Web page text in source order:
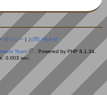
ポリシー | お問い合わせ
Team
. Powered by PHP 8.1.34.
0.003 sec.